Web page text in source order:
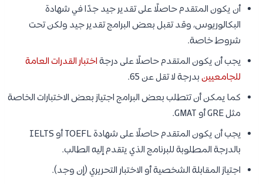
أن يكون المتقدم حاصلًا على تقدير جيد جدًا في شهادة
البكالوريوس، وقد تقبل بعض البرامج تقدير جيد ولكن تحت
شروط خاصة.
يجب أن يكون المتقدم حاصلًا على درجةاختبار القدرات العامة
للجامعيينبدرجة لا تقل عن 65.
كما يمكن أن تتطلب بعض البرامج اجتياز بعض الاختبارات الخاصة
مثل GRE أو GMAT.
يجب أن يكون المتقدم حاصلًا على شهادة TOEFL أو IELTS
بالدرجة المطلوبة للبرنامج الذي يتقدم إليه الطالب.
اجتياز المقابلة الشخصية أو الاختبار التحريري (إن وجد).